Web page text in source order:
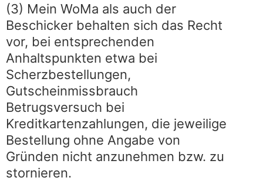
(3) Mein WoMa als auch der
Beschicker behalten sich das Recht
vor, bei entsprechenden
Anhaltspunkten etwa bei
Scherzbestellungen,
Gutscheinmissbrauch
Betrugsversuch bei
Kreditkartenzahlungen, die jeweilige
Bestellung ohne Angabe von
Gründen nicht anzunehmen bzw. zu
stornieren.